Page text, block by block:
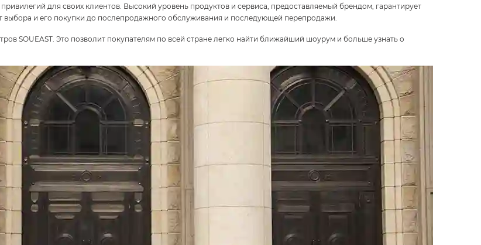
для своих клиентов. Высокий уровень продуктов и сервиса, предоставляемый брендом, гарантирует
выбора и его покупки до послепродажного обслуживания и последующей перепродажи.
SOUEAST. Это позволит покупателям по всей стране легко найти ближайший шоурум и больше узнать о